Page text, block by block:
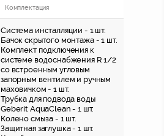
Комплектация
Система инсталляции - 1 шт.
Бачок скрытого монтажа - 1 шт.
Комплект подключения к
системе водоснабжения R 1/2
со встроенным угловым
запорным вентилем и ручным
маховичком - 1 шт.
Трубка для подвода воды
Geberit AquaClean - 1 шт.
Колено смыва - 1 шт.
Защитная заглушка - 1 шт.